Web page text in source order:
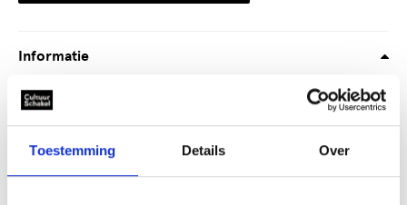
Toestemming Details Over
Informatie
Onderwijs:
Geschikt
voor
Primair
Geschikt
voor
Speciaal